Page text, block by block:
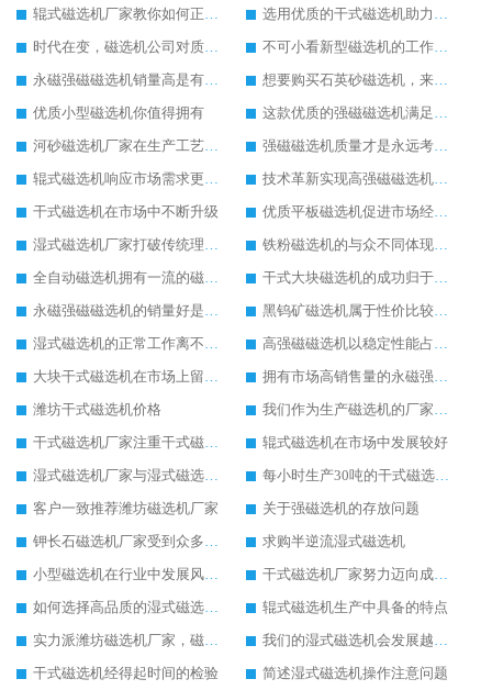
辊式磁选机厂家教你如何正确选购辊式磁选机
选用优质的干式磁选机助力生产更好
时代在变，磁选机公司对质量的要求不变
不可小看新型磁选机的工作实力
永磁强磁磁选机销量高是有迹可循的
想要购买石英砂磁选机，来潍坊华体会手机网页版-华体会(中国) 重工妥妥的
优质小型磁选机你值得拥有
这款优质的强磁磁选机满足客户需求
河砂磁选机厂家在生产工艺上的追求
强磁磁选机质量才是永远考虑的重点
辊式磁选机响应市场需求更快发展
技术革新实现高强磁磁选机脱胎换骨
干式磁选机在市场中不断升级
优质平板磁选机促进市场经济增长
湿式磁选机厂家打破传统理念探索新的商机
铁粉磁选机的与众不同体现在细节上
全自动磁选机拥有一流的磁选生产技术
干式大块磁选机的成功归于自身的创新生产
永磁强磁磁选机的销量好是因为实用性高
黑钨矿磁选机属于性价比较高的磁选机设备
湿式磁选机的正常工作离不开日常检修工作
高强磁磁选机以稳定性能占据大部分市场
大块干式磁选机在市场上留下稳定发展的足迹
拥有市场高销售量的永磁强磁磁选机
潍坊干式磁选机价格
我们作为生产磁选机的厂家始终以客户利益为主
干式磁选机厂家注重干式磁选机的质量和服务
辊式磁选机在市场中发展较好
湿式磁选机厂家与湿式磁选机价格之间的关系
每小时生产30吨的干式磁选机设备价格介绍
客户一致推荐潍坊磁选机厂家
关于强磁选机的存放问题
钾长石磁选机厂家受到众多客户欢迎
求购半逆流湿式磁选机
小型磁选机在行业中发展风生水起
干式磁选机厂家努力迈向成功之路
如何选择高品质的湿式磁选机设备
辊式磁选机生产中具备的特点
实力派潍坊磁选机厂家，磁选机设备质量就是好
我们的湿式磁选机会发展越来越好
干式磁选机经得起时间的检验
简述湿式磁选机操作注意问题